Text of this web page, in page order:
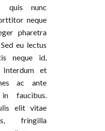
quis nunc
neque
pharetra
eu lectus
neque id,
Interdum et
ac ante
faucibus.
elit vitae
fringilla